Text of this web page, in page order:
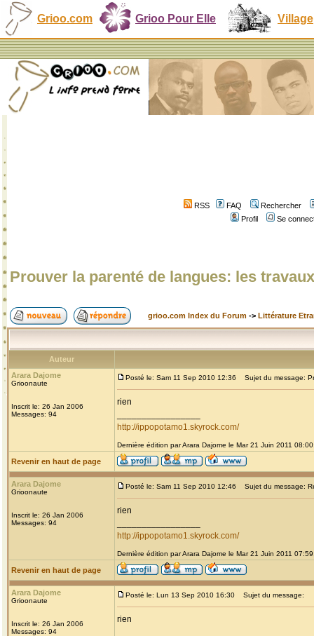
Grioo.com Grioo Pour Elle Village
RSS FAQ
Rechercher
Profil
Se
Prouver la parenté de langues: les
grioo.com Index du Forum -> Littérature
Auteur
Arara Dajome
Grioonaute
Inscrit le: 26 Jan 2006
Messages: 94
Posté le: Sam 11 Sep 2010 12:36 Sujet du message:
rien
http://ippopotamo1.skyrock.com/
Dernière édition par Arara Dajome le Mar 21 Juin 2011
Revenir en haut de page
Arara Dajome
Grioonaute
Inscrit le: 26 Jan 2006
Messages: 94
Posté le: Sam 11 Sep 2010 12:46 Sujet du message:
rien
http://ippopotamo1.skyrock.com/
Dernière édition par Arara Dajome le Mar 21 Juin 2011
Revenir en haut de page
Arara Dajome
Grioonaute
Inscrit le: 26 Jan 2006
Messages: 94
Posté le: Lun 13 Sep 2010 16:30 Sujet du message:
rien